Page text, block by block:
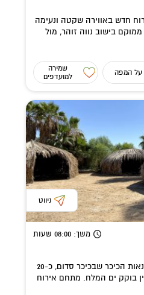
חדש באווירה שקטה ונעימה
בישוב נווה זוהר, מול
על המפה
שמירה
למועדפים
ניווט
משך: 08:00 שעות
קמפינג נאות נמצא במושב נאות הכיכר שבכיכר סדום, כ-20
בוקק ים המלח. מתחם אירוח